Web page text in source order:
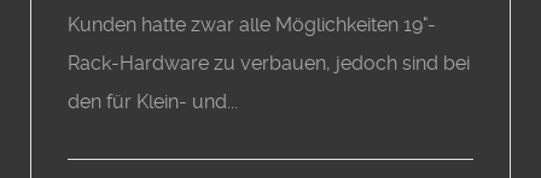
Kunden hatte zwar alle Möglichkeiten 19"-
Rack-Hardware zu verbauen, jedoch sind bei
den für Klein- und...